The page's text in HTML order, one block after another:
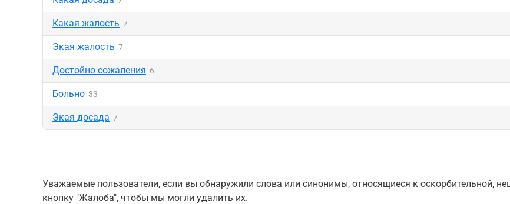
Какая жалость 7
Экая жалость 7
Достойно сожаления 6
Больно 33
Экая досада 7
Уважаемые пользователи, если вы обнаружили слова или синонимы, относящиеся к оскорбительной,
кнопку "Жалоба", чтобы мы могли удалить их.